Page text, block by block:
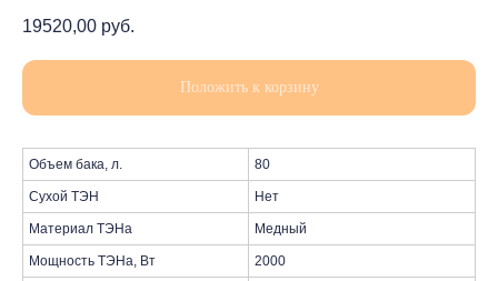
19520,00 руб.
Положить к корзину
Объем бака, л. 80
Сухой ТЭН Нет
Материал ТЭНа Медный
Мощность ТЭНа, Вт 2000